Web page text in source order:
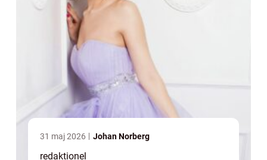
31 maj 2026 Johan Norberg
redaktionel